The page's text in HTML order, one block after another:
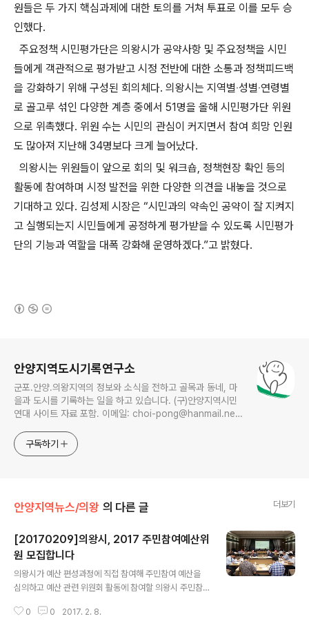
원들은 두 가지 핵심과제에 대한 토의를 거쳐 투표로 이를 모두 승
인했다.
주요정책 시민평가단은 의왕시가 공약사항 및 주요정책을 시민
들에게 객관적으로 평가받고 시정 전반에 대한 소통과 정책피드백
을 강화하기 위해 구성된 회의체다. 의왕시는 지역별‧성별‧연령별
로 골고루 섞인 다양한 계층 중에서 51명을 올해 시민평가단 위원
으로 위촉했다. 위원 수는 시민의 관심이 커지면서 참여 희망 인원
도 많아져 지난해 34명보다 크게 늘어났다.
의왕시는 위원들이 앞으로 회의 및 워크숍, 정책현장 확인 등의
활동에 참여하며 시정 발전을 위한 다양한 의견을 내놓을 것으로
기대하고 있다. 김성제 시장은 “시민과의 약속인 공약이 잘 지켜지
고 실행되는지 시민들에게 공정하게 평가받을 수 있도록 시민평가
단의 기능과 역할을 대폭 강화해 운영하겠다.”고 밝혔다.
안양지역도시기록연구소
군포.안양.의왕지역의 정보와 소식을 전하고 골목과 동네, 마
을과 도시를 기록하는 일을 하고 있습니다. (구)안양지역시민
연대 사이트 자료 포함. 이메일: choi-pong@hanmail.net
구독하기
안양지역뉴스/의왕 의 다른 글 더보기
[20170209]의왕시, 2017 주민참여예산위
원 모집합니다
의왕시가 예산 편성과정에 직접 참여해 주민참여 예산을
심의하고 예산 관련 위원회 활동에 참여할 의왕시 주민참
의 응모 자격은 의왕시민과 의왕시 소재 직장인이다. 위원
0 0 2017. 2. 8.